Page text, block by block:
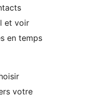
et voir
en temps
votre